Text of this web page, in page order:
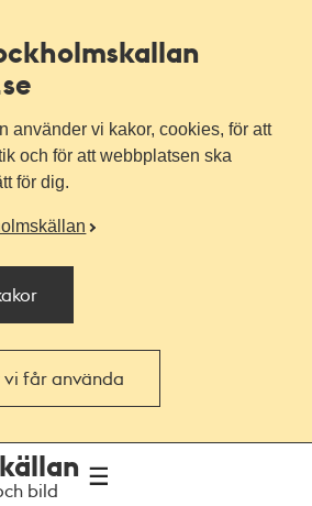
använder vi kakor, cookies, för att
och för att webbplatsen ska
för dig.
vi får använda
bild